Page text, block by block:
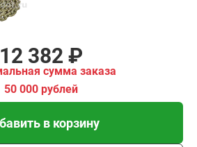
12 382 ₽
сумма заказа
50 000 рублей
в корзину
руб/